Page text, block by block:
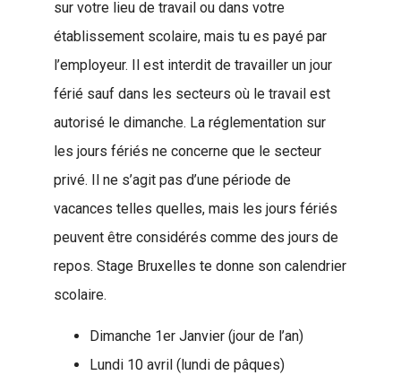
sur votre lieu de travail ou dans votre
établissement scolaire, mais tu es payé par
l’employeur. Il est interdit de travailler un jour
férié sauf dans les secteurs où le travail est
autorisé le dimanche. La réglementation sur
les jours fériés ne concerne que le secteur
privé. Il ne s’agit pas d’une période de
vacances telles quelles, mais les jours fériés
peuvent être considérés comme des jours de
repos. Stage Bruxelles te donne son calendrier
scolaire.
Dimanche 1er Janvier (jour de l’an)
Lundi 10 avril (lundi de pâques)